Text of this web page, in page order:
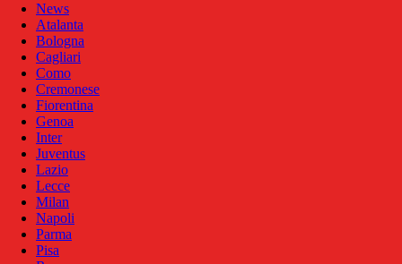
News
Atalanta
Bologna
Cagliari
Como
Cremonese
Fiorentina
Genoa
Inter
Juventus
Lazio
Lecce
Milan
Napoli
Parma
Pisa